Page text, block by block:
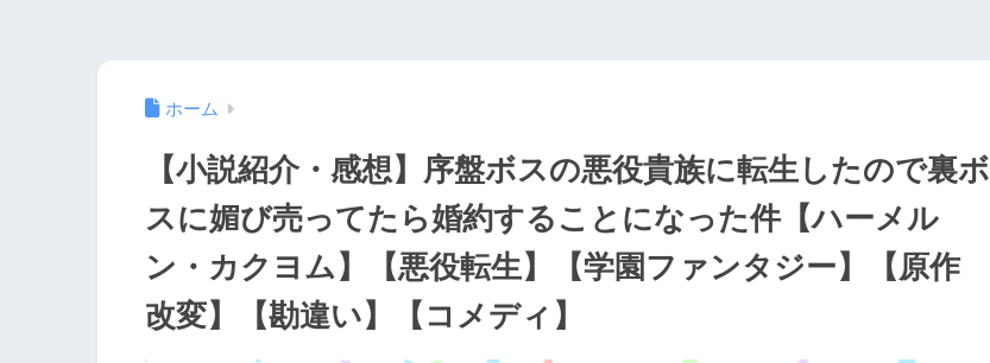
ホーム
【小説紹介・感想】序盤ボスの悪役貴族に転生したので裏ボ
スに媚び売ってたら婚約することになった件【ハーメル
ン・カクヨム】【悪役転生】【学園ファンタジー】【原作
改変】【勘違い】【コメディ】